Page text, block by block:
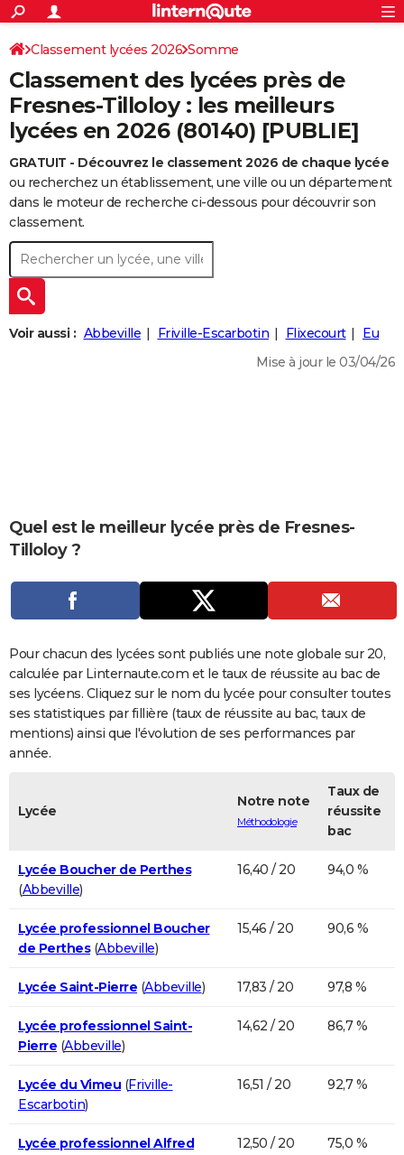
ACTUALITÉS
Politique
Société
Faits Divers
Education
Monde
Villes
+
SPORT
Coupe du monde 2026
Football
Tennis
Cyclisme
Rugby
Forum
Programme TV
TNT
Streaming
Cinéma
Sorties cinéma
Musique
+FINANCE
Retraite
Impôts
Epargne
Immobilier
Risques naturels par ville
Banque
Assurance
Crédit
AUTO
Essais
Réserver un essai
Citadines
Berlines
SUV
Forum auto
+
HIGH-TECH
BRICOLAGE
Forum
Aménagement intérieur
Extérieur
Cuisine
Salle de bains
Jardinage
Rangement
+WEEK-END
Guides de France
Escapades
Patrimoine
Expositions
Musées
Week-end nature
+
LIFESTYLE
CARTE DE VOEUX
Dictionnaire
Biographies
Expressions
Proverbes
PROGRAMME TV
COPAINS D'AVANT
S'inscrire
Se connecter
Lycées
Collèges
Primaires
Universités
Entreprises
Service militaire
Avis de recherche
AVIS DE DÉCÈS
FORUM
Bricolage
Lifestyle
Culture
Sport
Auto
Television
Voyage
Cinema
S'inscrire
Connexion
Classement lycées 2026 Somme
Classement des lycées près de
Fresnes-Tilloloy : les meilleurs
lycées en 2026 (80140) [PUBLIE]
GRATUIT - Découvrez le classement 2026 de chaque lycée
ou recherchez un établissement, une ville ou un département
dans le moteur de recherche ci-dessous pour découvrir son
classement.
Voir aussi : Abbeville Friville-Escarbotin Flixecourt
Eu
Mise à jour le 03/04/26
Quel est le meilleur lycée près de Fresnes-
Tilloloy ?
Pour chacun des lycées sont publiés une note globale sur 20,
calculée par Linternaute.com et le taux de réussite au bac de
ses lycéens. Cliquez sur le nom du lycée pour consulter toutes
ses statistiques par fillière (taux de réussite au bac, taux de
mentions) ainsi que l'évolution de ses performances par
année.
Lycée
Notre note
Méthodologie
Taux de
réussite
bac
Lycée Boucher de Perthes
(Abbeville)
16,40 / 20 94,0 %
Lycée professionnel Boucher
de Perthes(Abbeville)
15,46 / 20 90,6 %
Lycée Saint-Pierre (Abbeville) 17,83 / 20 97,8 %
Lycée professionnel Saint-
Pierre (Abbeville)
14,62 / 20 86,7 %
Lycée du Vimeu (Friville-
Escarbotin)
16,51 / 20 92,7 %
Lycée professionnel Alfred
12,50 / 20 75,0 %